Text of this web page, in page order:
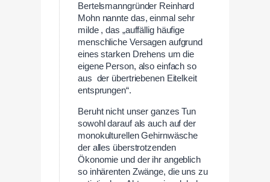
Bertelsmanngründer Reinhard
Mohn nannte das, einmal sehr
milde , das „auffällig häufige
menschliche Versagen aufgrund
eines starken Drehens um die
eigene Person, also einfach so
aus der übertriebenen Eitelkeit
entsprungen“.
Beruht nicht unser ganzes Tun
sowohl darauf als auch auf der
monokulturellen Gehirnwäsche
der alles überstrotzenden
Ökonomie und der ihr angeblich
so inhärenten Zwänge, die uns zu